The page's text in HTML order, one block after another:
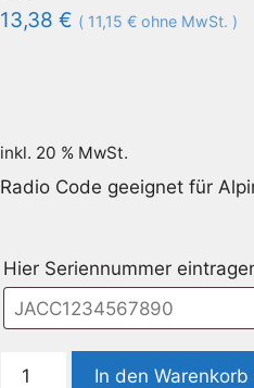
13,38€ ( 11,15€ ohne MwSt. )
inkl. 20 % MwSt.
Radio Code geeignet für
Hier Seriennummer
Radio
In den Warenkorb